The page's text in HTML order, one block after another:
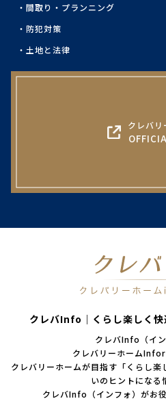
間取り・プランニング
防犯対策
土地と法律
クレバリ
クレバInfo｜くらし楽しく
クレバInfo（イン
クレバリーホーム
クレバリーホームが目指す「くらし
いのヒントになる
クレバInfo（インフォ）がお